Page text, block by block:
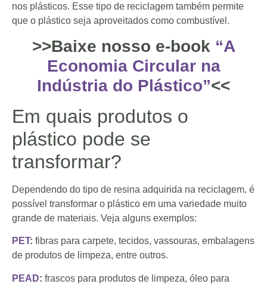
nos plásticos. Esse tipo de reciclagem também permite
que o plástico seja aproveitados como combustível.
>>Baixe nosso e-book “A
Economia Circular na
Indústria do Plástico”<<
Em quais produtos o
plástico pode se
transformar?
Dependendo do tipo de resina adquirida na reciclagem, é
possível transformar o plástico em uma variedade muito
grande de materiais. Veja alguns exemplos:
PET: fibras para carpete, tecidos, vassouras, embalagens
de produtos de limpeza, entre outros.
PEAD: frascos para produtos de limpeza, óleo para